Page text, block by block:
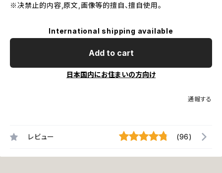
※决禁止的内容,原文,画像等的擅自、擅自使用。
International shipping available
Add to cart
日本国内にお住まいの方向け
通報する
レビュー (96)